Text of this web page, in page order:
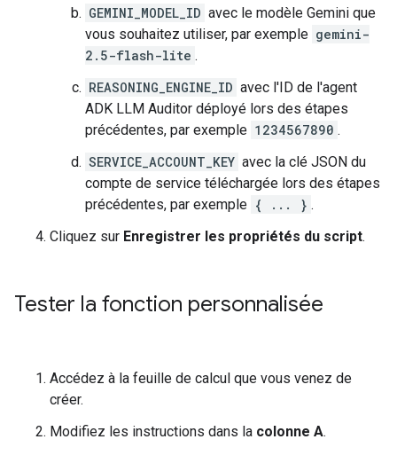
GEMINI_MODEL_ID avec le modèle Gemini que
vous souhaitez utiliser, par exemple gemini-
2.5-flash-lite .
REASONING_ENGINE_ID avec l'ID de l'agent
ADK LLM Auditor déployé lors des étapes
précédentes, par exemple 1234567890 .
SERVICE_ACCOUNT_KEY avec la clé JSON du
compte de service téléchargée lors des étapes
précédentes, par exemple { ... } .
Cliquez sur Enregistrer les propriétés du script.
Tester la fonction personnalisée
Accédez à la feuille de calcul que vous venez de
créer.
Modifiez les instructions dans la colonne A.